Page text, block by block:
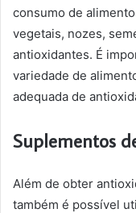
consumo de
vegetais, nozes,
antioxidantes. É
variedade de
adequada de
Suplementos
Além de obter
também é possível